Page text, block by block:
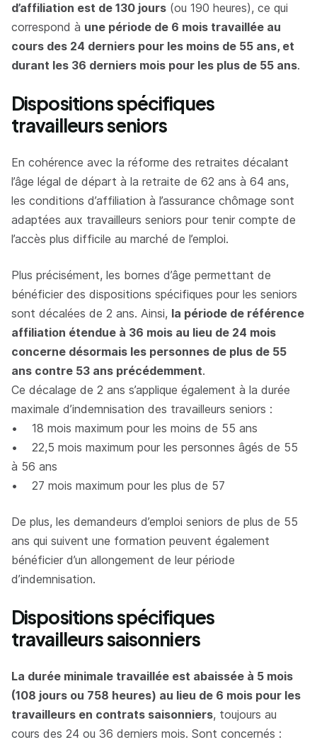
d’affiliation est de 130 jours (ou 190 heures), ce qui
correspond à une période de 6 mois travaillée au
cours des 24 derniers pour les moins de 55 ans, et
durant les 36 derniers mois pour les plus de 55 ans.
Dispositions spécifiques
travailleurs seniors
En cohérence avec la réforme des retraites décalant
l’âge légal de départ à la retraite de 62 ans à 64 ans,
les conditions d’affiliation à l’assurance chômage sont
adaptées aux travailleurs seniors pour tenir compte de
l’accès plus difficile au marché de l’emploi.
Plus précisément, les bornes d’âge permettant de
bénéficier des dispositions spécifiques pour les seniors
sont décalées de 2 ans. Ainsi, la période de référence
affiliation étendue à 36 mois au lieu de 24 mois
concerne désormais les personnes de plus de 55
ans contre 53 ans précédemment.
Ce décalage de 2 ans s’applique également à la durée
maximale d’indemnisation des travailleurs seniors :
• 18 mois maximum pour les moins de 55 ans
• 22,5 mois maximum pour les personnes âgés de 55
à 56 ans
• 27 mois maximum pour les plus de 57
De plus, les demandeurs d’emploi seniors de plus de 55
ans qui suivent une formation peuvent également
bénéficier d’un allongement de leur période
d’indemnisation.
Dispositions spécifiques
travailleurs saisonniers
La durée minimale travaillée est abaissée à 5 mois
(108 jours ou 758 heures) au lieu de 6 mois pour les
travailleurs en contrats saisonniers, toujours au
cours des 24 ou 36 derniers mois. Sont concernés :